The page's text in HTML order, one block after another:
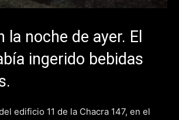
la noche de ayer. El
ingerido bebidas
edificio 11 de la Chacra 147, en el